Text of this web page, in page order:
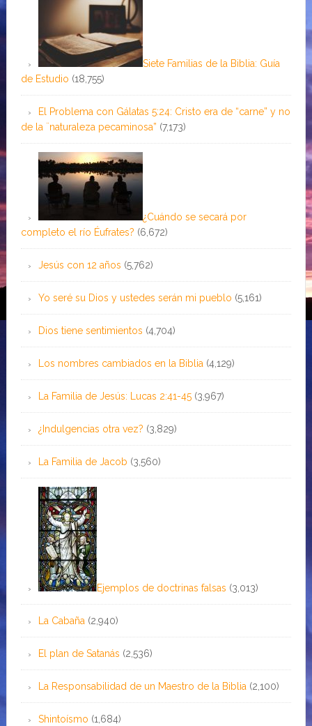
Siete Familias de la Biblia: Guía
de Estudio (18,755)
El Problema con Gálatas 5:24: Cristo era de “carne” y no
de la ¨naturaleza pecaminosa” (7,173)
¿Cuándo se secará por
completo el río Éufrates? (6,672)
Jesús con 12 años (5,762)
Yo seré su Dios y ustedes serán mi pueblo (5,161)
Dios tiene sentimientos (4,704)
Los nombres cambiados en la Biblia (4,129)
La Familia de Jesús: Lucas 2:41-45 (3,967)
¿Indulgencias otra vez? (3,829)
La Familia de Jacob (3,560)
Ejemplos de doctrinas falsas (3,013)
La Cabaña (2,940)
El plan de Satanás (2,536)
La Responsabilidad de un Maestro de la Biblia (2,100)
Shintoísmo (1,684)